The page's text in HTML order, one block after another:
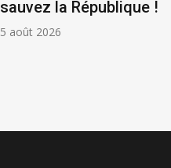
sauvez la République !
5 août 2026